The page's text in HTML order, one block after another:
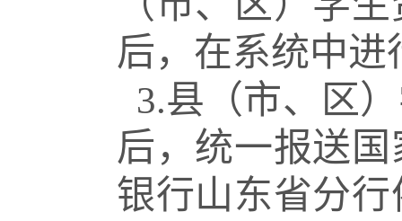
后，在系统中
3.县（市、区
后，统一报送
银行山东省分